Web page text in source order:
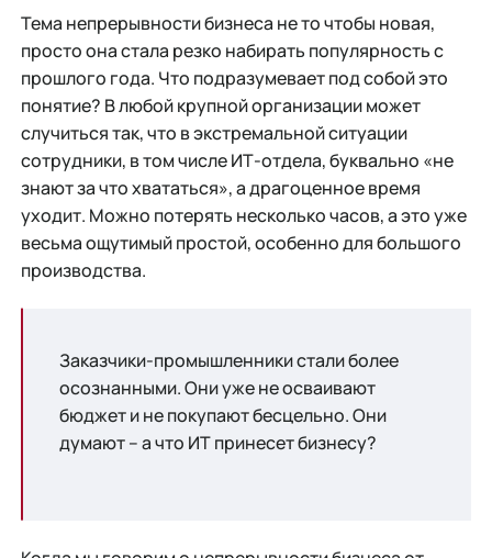
Тема непрерывности бизнеса не то чтобы новая,
просто она стала резко набирать популярность с
прошлого года. Что подразумевает под собой это
понятие? В любой крупной организации может
случиться так, что в экстремальной ситуации
сотрудники, в том числе ИТ-отдела, буквально «не
знают за что хвататься», а драгоценное время
уходит. Можно потерять несколько часов, а это уже
весьма ощутимый простой, особенно для большого
производства.
Заказчики-промышленники стали более
осознанными. Они уже не осваивают
бюджет и не покупают бесцельно. Они
думают – а что ИТ принесет бизнесу?